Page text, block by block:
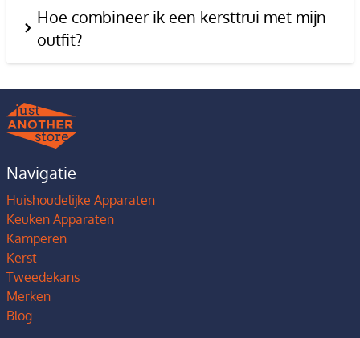
Hoe combineer ik een kersttrui met mijn
outfit?
Navigatie
Huishoudelijke Apparaten
Keuken Apparaten
Kamperen
Kerst
Tweedekans
Merken
Blog